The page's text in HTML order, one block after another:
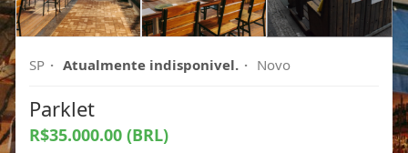
SP · Atualmente indisponivel. · Novo
Parklet
R$35.000.00 (BRL)